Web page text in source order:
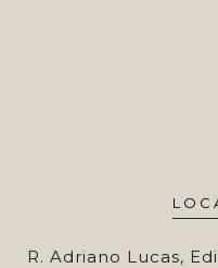
R. Adriano Lucas,